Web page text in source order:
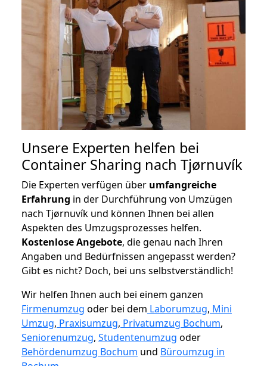
Unsere Experten helfen bei
Container Sharing nach Tjørnuvík
Die Experten verfügen über umfangreiche
Erfahrung in der Durchführung von Umzügen
nach Tjørnuvík und können Ihnen bei allen
Aspekten des Umzugsprozesses helfen.
Kostenlose Angebote, die genau nach Ihren
Angaben und Bedürfnissen angepasst werden?
Gibt es nicht? Doch, bei uns selbstverständlich!
Wir helfen Ihnen auch bei einem ganzen
Firmenumzug oder bei dem Laborumzug, Mini
Umzug, Praxisumzug, Privatumzug Bochum,
Seniorenumzug, Studentenumzug oder
Behördenumzug Bochum und Büroumzug in